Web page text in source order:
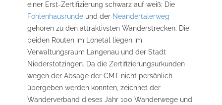
einer Erst-Zertifizierung schwarz auf weiß: Die
Fohlenhausrunde und der Neandertalerweg
gehören zu den attraktivsten Wanderstrecken. Die
beiden Routen im Lonetal liegen im
Verwaltungsraum Langenau und der Stadt
Niederstotzingen. Da die Zertifizierungsurkunden
wegen der Absage der CMT nicht persönlich
übergeben werden konnten, zeichnet der
Wanderverband dieses Jahr 100 Wanderwege und